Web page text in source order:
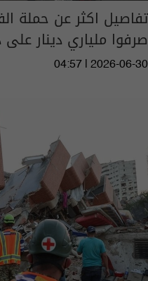
تفاصيل اكثر عن حملة
صرفوا ملياري دينار على
04:57 | 2026-06-30